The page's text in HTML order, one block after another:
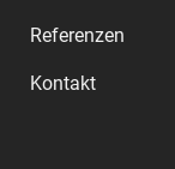
Referenzen
Kontakt